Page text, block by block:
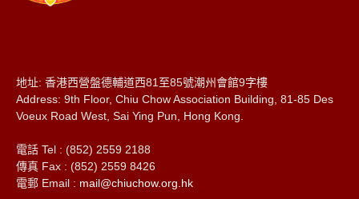
地址: 香港西營盤德輔道西81至85號潮州會館9字樓
Address: 9th Floor, Chiu Chow Association Building, 81-85 Des
Voeux Road West, Sai Ying Pun, Hong Kong.
電話 Tel : (852) 2559 2188
傳真 Fax : (852) 2559 8426
電郵 Email : mail@chiuchow.org.hk